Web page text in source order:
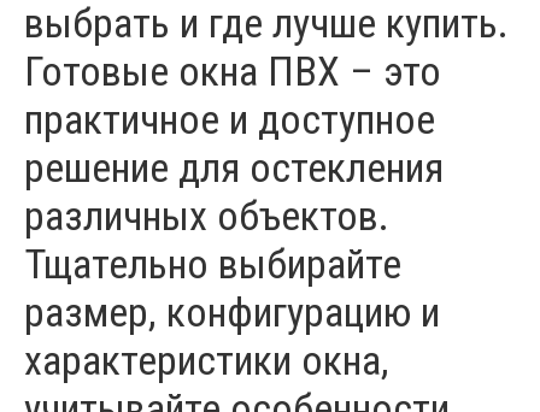
выбрать и где лучше купить.
Готовые окна ПВХ – это
практичное и доступное
решение для остекления
различных объектов.
Тщательно выбирайте
размер, конфигурацию и
характеристики окна,